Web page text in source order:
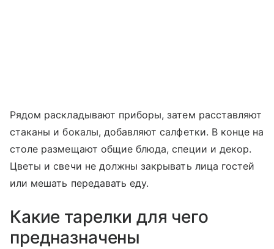
Рядом раскладывают приборы, затем расставляют
стаканы и бокалы, добавляют салфетки. В конце на
столе размещают общие блюда, специи и декор.
Цветы и свечи не должны закрывать лица гостей
или мешать передавать еду.
Какие тарелки для чего
предназначены